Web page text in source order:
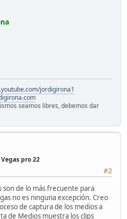
jordigirona1
seamos libres, debemos dar
pro 22
#2
son de lo más frecuente para
no es ninguna excepción. Creo
de captura de los medios a
de Medios muestra los clips